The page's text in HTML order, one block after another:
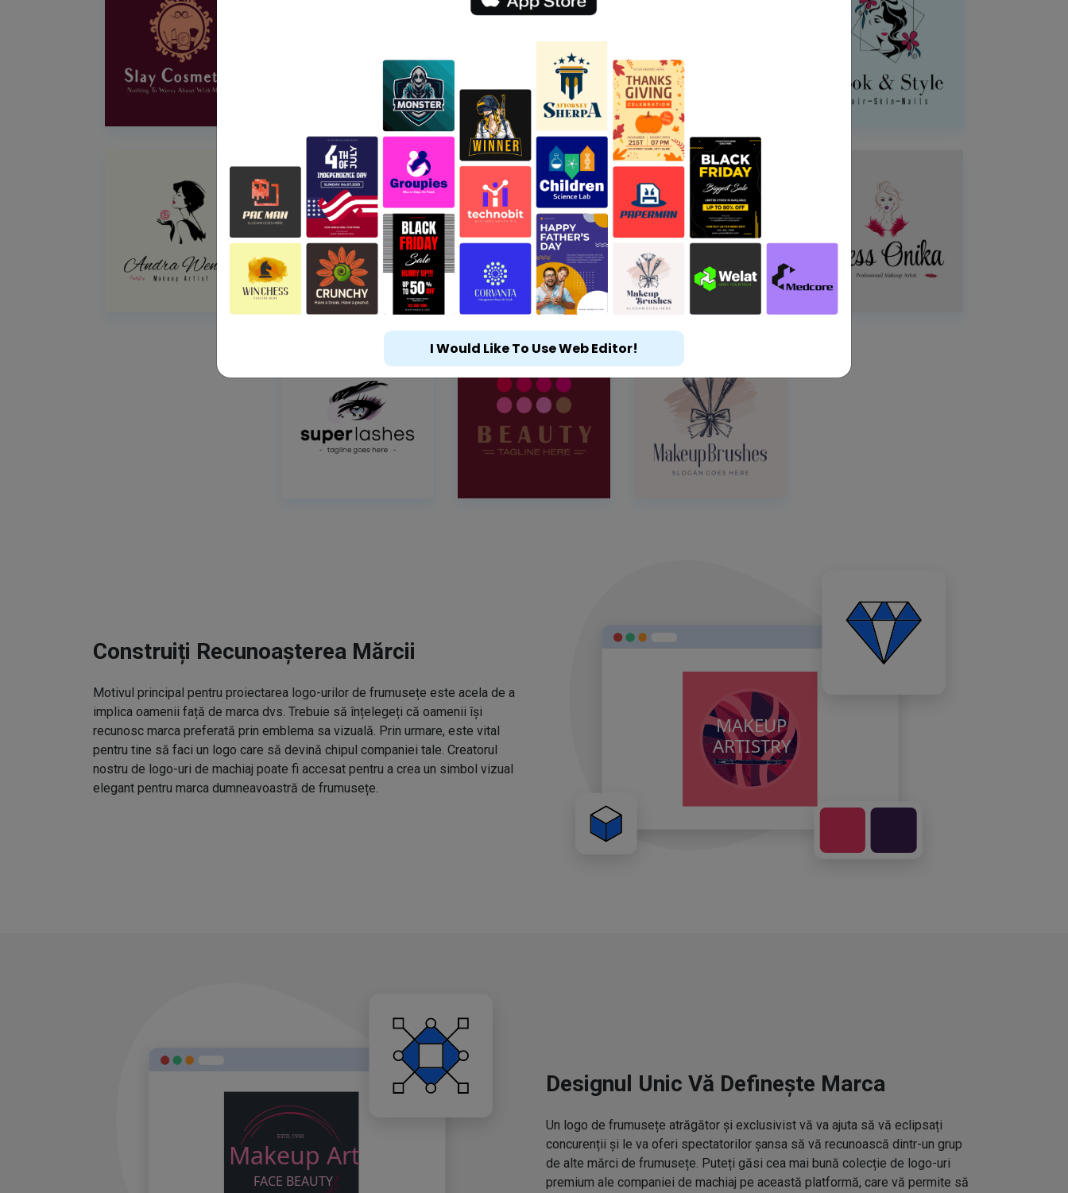
Construiți Recunoașterea Mărcii
Motivul principal pentru proiectarea logo-urilor de frumusețe este acela de a
implica oamenii față de marca dvs. Trebuie să înțelegeți că oamenii își
recunosc marca preferată prin emblema sa vizuală. Prin urmare, este vital
pentru tine să faci un logo care să devină chipul companiei tale. Creatorul
nostru de logo-uri de machiaj poate fi accesat pentru a crea un simbol vizual
elegant pentru marca dumneavoastră de frumusețe.
Designul Unic Vă Definește Marca
Un logo de frumusețe atrăgător și exclusivist vă va ajuta să vă eclipsați
concurenții și le va oferi spectatorilor șansa să vă recunoască dintr-un grup
de alte mărci de frumusețe. Puteți găsi cea mai bună colecție de logo-uri
premium ale companiei de machiaj pe această platformă, care vă permite să
I Would Like To Use Web Editor!